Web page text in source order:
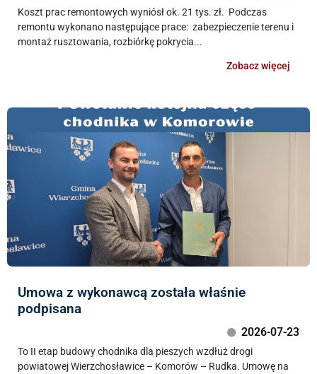
Koszt prac remontowych wyniósł ok. 21 tys. zł. Podczas
remontu wykonano następujące prace: zabezpieczenie terenu i
montaż rusztowania, rozbiórkę pokrycia...
Zobacz więcej
Umowa z wykonawcą została właśnie
podpisana
2026-07-23
To II etap budowy chodnika dla pieszych wzdłuż drogi
powiatowej Wierzchosławice – Komorów – Rudka. Umowę na